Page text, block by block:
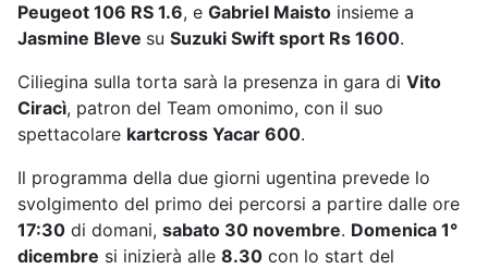
Peugeot 106 RS 1.6, e Gabriel Maisto insieme a
Jasmine Bleve su Suzuki Swift sport Rs 1600.
Ciliegina sulla torta sarà la presenza in gara di Vito
Ciracì, patron del Team omonimo, con il suo
spettacolare kartcross Yacar 600.
Il programma della due giorni ugentina prevede lo
svolgimento del primo dei percorsi a partire dalle ore
17:30 di domani, sabato 30 novembre. Domenica 1°
dicembre si inizierà alle 8.30 con lo start del